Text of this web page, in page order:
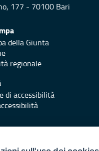
177 - 70100 Bari
della Giunta
regionale
di accessibilità